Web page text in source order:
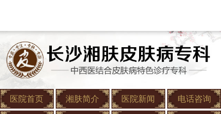
医院首页 湘肤简介 医院新闻 电话咨询